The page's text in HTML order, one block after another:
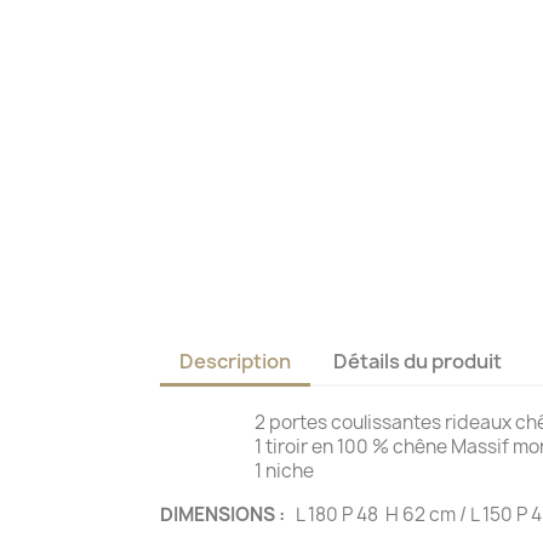
Description Détails du produit
2 portes coulissantes rideaux
1 tiroir en 100 % chêne Massif
1
DIMENSIONS : L 180 P 48 H 62 cm / L 150 P